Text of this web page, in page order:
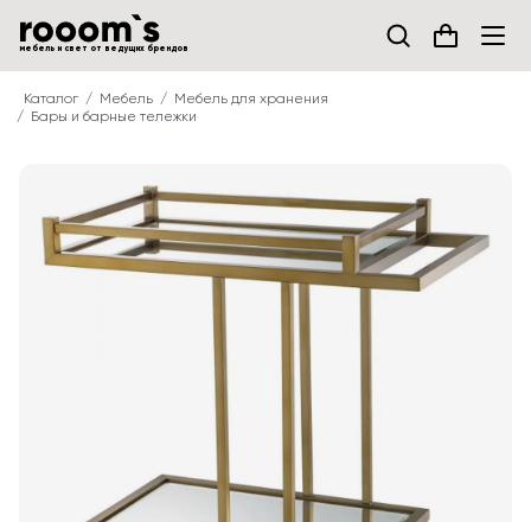
мебель и свет от ведущих брендов
Каталог Мебель
Мебель для хранения
Бары и барные тележки